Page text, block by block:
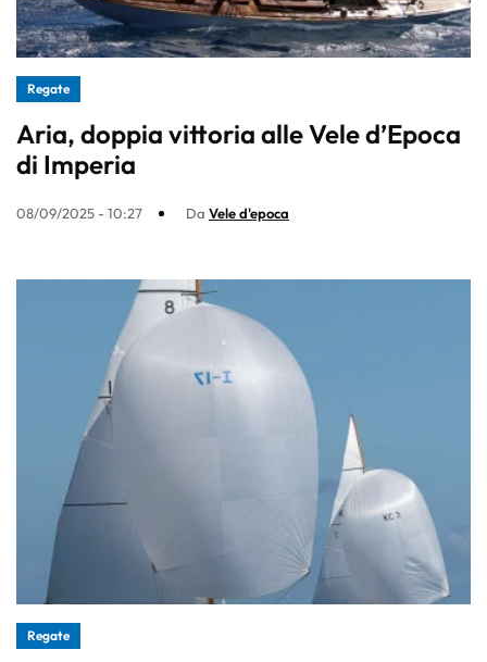
Regate
Aria, doppia vittoria alle Vele d’Epoca
di Imperia
08/09/2025 - 10:27 Da Vele d'epoca
Regate